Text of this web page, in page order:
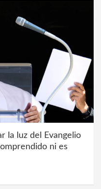
la luz del Evangelio
ni es